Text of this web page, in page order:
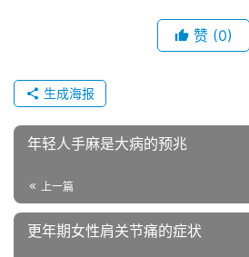
赞 (0)
生成海报
年轻人手麻是大病的预兆
上一篇
更年期女性肩关节痛的症状